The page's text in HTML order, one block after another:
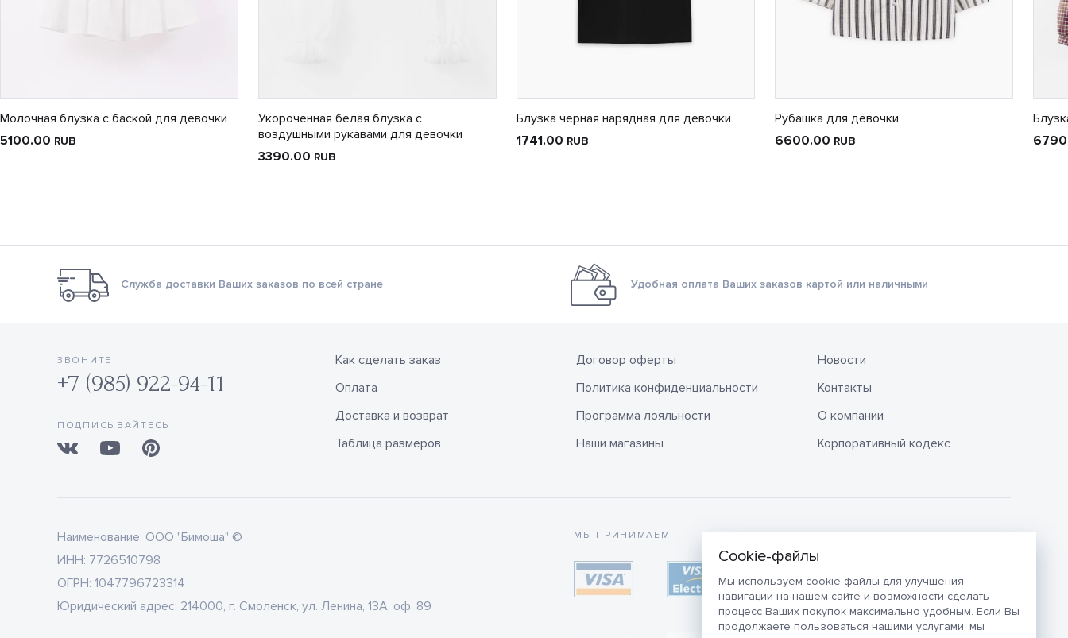
Мы используем cookie-файлы для улучшения
навигации на нашем сайте и возможности сделать
процесс Ваших покупок максимально удобным. Если Вы
продолжаете пользоваться нашими услугами, мы
Молочная блузка с баской для девочки
5100.00 RUB
Укороченная белая блузка с
воздушными рукавами для девочки
3390.00 RUB
Блузка чёрная нарядная для девочки
1741.00 RUB
Рубашка для девочки
6600.00 RUB
Служба доставки Ваших заказов по всей стране Удобная оплата Ваших заказов картой или наличными
ЗВОНИТЕ
+7 (985) 922-94-11
ПОДПИСЫВАЙТЕСЬ
Как сделать заказ
Оплата
Доставка и возврат
Таблица размеров
Договор оферты
Политика конфиденциальности
Программа лояльности
Наши магазины
Новости
Контакты
О компании
Корпоративный кодекс
Наименование: ООО "Бимоша" ©
ИНН: 7726510798
ОГРН: 1047796723314
Юридический адрес: 214000, г. Смоленск, ул. Ленина, 13А, оф. 89
МЫ ПРИНИМАЕМ